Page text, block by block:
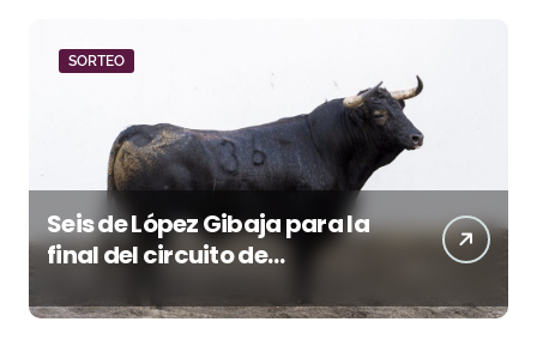
SORTEO
Seis de López Gibaja para la
final del circuito de
Málaga